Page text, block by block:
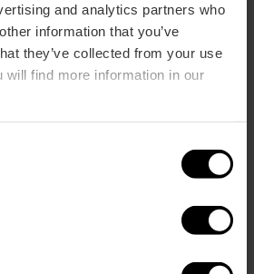
and analytics partners who
information that you’ve
they’ve collected from your use
will find more information in our
Valencianas, 52 46015